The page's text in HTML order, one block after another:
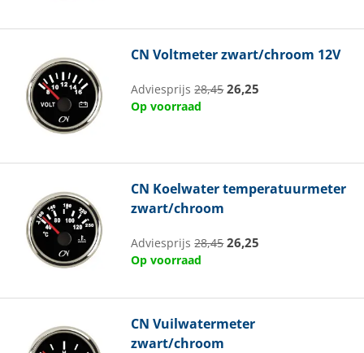
CN Voltmeter zwart/chroom 12V
Adviesprijs28,45 26,25
Op voorraad
CN Koelwater temperatuurmeter
zwart/chroom
Adviesprijs28,45 26,25
Op voorraad
CN Vuilwatermeter
zwart/chroom